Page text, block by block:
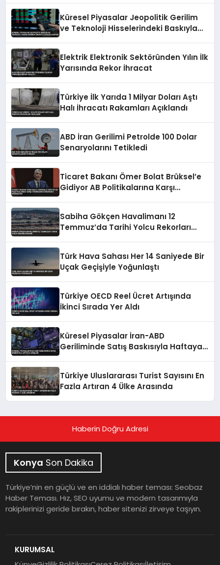
Küresel Piyasalar Jeopolitik Gerilim
ve Teknoloji Hisselerindeki Baskıyla
Elektrik Elektronik Sektöründen Yılın İlk
Yarısında Rekor İhracat
Türkiye İlk Yarıda 1 Milyar Doları Aştı
Halı İhracatı Rakamları Açıklandı
ABD İran Gerilimi Petrolde 100 Dolar
Senaryolarını Tetikledi
Ticaret Bakanı Ömer Bolat Brüksel’e
Gidiyor AB Politikalarına Karşı
Sabiha Gökçen Havalimanı 12
Temmuz’da Tarihi Yolcu Rekorları
Türk Hava Sahası Her 14 Saniyede Bir
Uçak Geçişiyle Yoğunlaştı
Türkiye OECD Reel Ücret Artışında
İkinci Sırada Yer Aldı
Küresel Piyasalar İran-ABD
Geriliminde Satış Baskısıyla Haftaya
Türkiye Uluslararası Turist Sayısını En
Fazla Artıran 4 Ülke Arasında
Haberin Doğru Adresi
Konya Son Dakika
Türkiye’nin en güçlü ve en iddialı haber teması: Seobaz
Haber Teması. Hız, SEO uyumu ve modern tasarımıyla
rakiplerinizi geride bırakın, haber sitenizi zirveye taşıyın.
KURUMSAL